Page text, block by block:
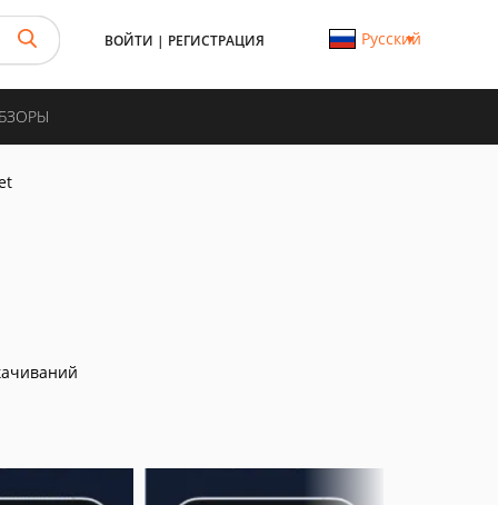
ВОЙТИ | РЕГИСТРАЦИЯ Русский